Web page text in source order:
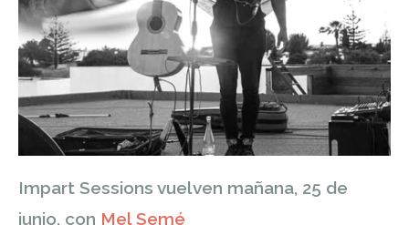
Impart Sessions vuelven mañana, 25 de
junio, con Mel Semé